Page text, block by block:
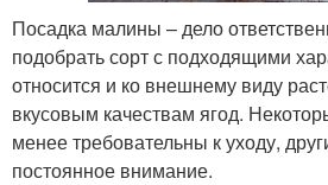
Посадка малины – дело
подобрать сорт с подходящими
относится и ко внешнему виду
вкусовым качествам ягод.
менее требовательны к уходу,
постоянное внимание.